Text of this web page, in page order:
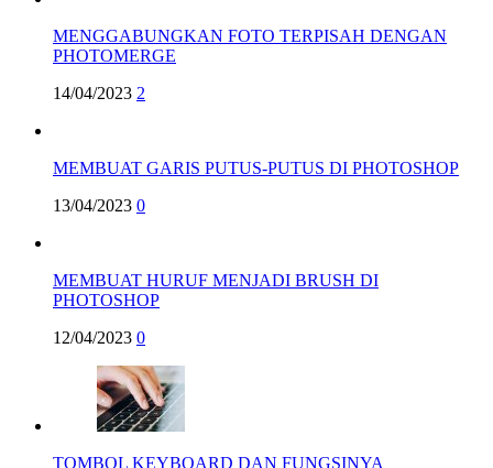
MENGGABUNGKAN FOTO TERPISAH DENGAN
PHOTOMERGE
14/04/2023 2
MEMBUAT GARIS PUTUS-PUTUS DI PHOTOSHOP
13/04/2023 0
MEMBUAT HURUF MENJADI BRUSH DI
PHOTOSHOP
12/04/2023 0
TOMBOL KEYBOARD DAN FUNGSINYA